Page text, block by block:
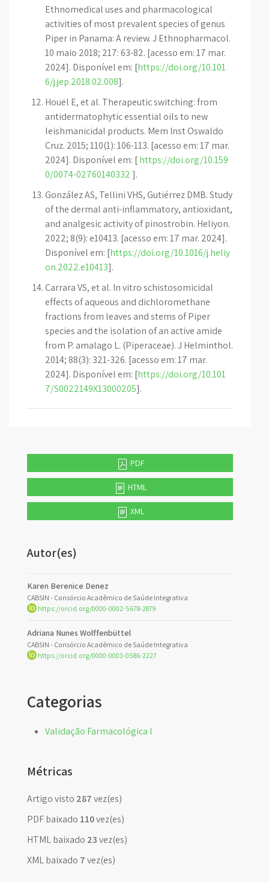
Ethnomedical uses and pharmacological
activities of most prevalent species of genus
Piper in Panama: A review. J Ethnopharmacol.
10 maio 2018; 217: 63-82. [acesso em: 17 mar.
2024]. Disponível em: [https://doi.org/10.101
6/j.jep.2018.02.008].
Houël E, et al. Therapeutic switching: from
antidermatophytic essential oils to new
leishmanicidal products. Mem Inst Oswaldo
Cruz. 2015; 110(1): 106-113. [acesso em: 17 mar.
2024]. Disponível em: [https://doi.org/10.159
0/0074-02760140332 ].
González AS, Tellini VHS, Gutiérrez DMB. Study
of the dermal anti-inflammatory, antioxidant,
and analgesic activity of pinostrobin. Heliyon.
2022; 8(9): e10413. [acesso em: 17 mar. 2024].
Disponível em: [https://doi.org/10.1016/j.heliy
on.2022.e10413].
Carrara VS, et al. In vitro schistosomicidal
effects of aqueous and dichloromethane
fractions from leaves and stems of Piper
species and the isolation of an active amide
from P. amalago L. (Piperaceae). J Helminthol.
2014; 88(3): 321-326. [acesso em: 17 mar.
2024]. Disponível em: [https://doi.org/10.101
7/S0022149X13000205].
PDF
HTML
XML
Autor(es)
Karen Berenice Denez
CABSIN - Consórcio Acadêmico de Saúde Integrativa
https://orcid.org/0000-0002-5678-2879
Adriana Nunes Wolffenbüttel
CABSIN - Consórcio Acadêmico de Saúde Integrativa
https://orcid.org/0000-0003-0586-2227
Categorias
Validação Farmacológica I
Métricas
Artigo visto 287vez(es)
PDF baixado 110vez(es)
HTML baixado 23vez(es)
XML baixado 7vez(es)